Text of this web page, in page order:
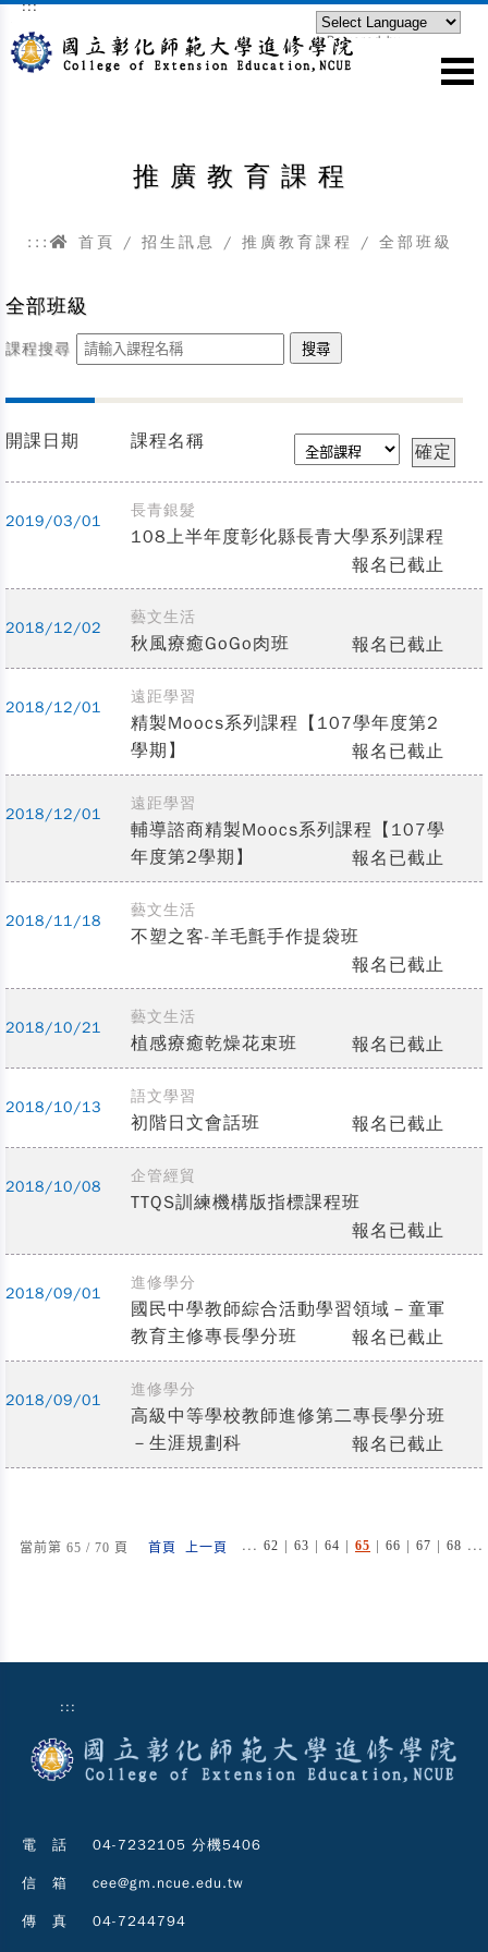
跳到主要內容區塊
:::
Powered by
推廣教育課程
::: 首頁 / 招生訊息 / 推廣教育課程 / 全部班級
全部班級
課程搜尋
開課日期 課程名稱
2019/03/01
長青銀髮
108上半年度彰化縣長青大學系列課程
報名已截止
2018/12/02
藝文生活
秋風療癒GoGo肉班 報名已截止
2018/12/01
遠距學習
精製Moocs系列課程【107學年度第2
學期】
報名已截止
2018/12/01
遠距學習
輔導諮商精製Moocs系列課程【107學
年度第2學期】
報名已截止
2018/11/18
藝文生活
不塑之客-羊毛氈手作提袋班
報名已截止
2018/10/21
藝文生活
植感療癒乾燥花束班 報名已截止
2018/10/13
語文學習
初階日文會話班 報名已截止
2018/10/08
企管經貿
TTQS訓練機構版指標課程班
報名已截止
2018/09/01
進修學分
國民中學教師綜合活動學習領域－童軍
教育主修專長學分班
報名已截止
2018/09/01
進修學分
高級中等學校教師進修第二專長學分班
－生涯規劃科
報名已截止
當前第 65 / 70 頁 首頁 上一頁 ... 62 | 63 | 64 | 65 | 66 | 67 | 68 ...
:::
電 話 04-7232105 分機5406
信 箱 cee@gm.ncue.edu.tw
傳 真 04-7244794